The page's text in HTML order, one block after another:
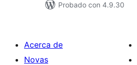
Probado con 4.9.30
Acerca de
Novas